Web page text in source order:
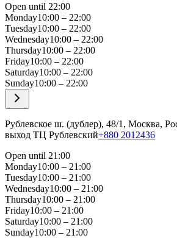
Open until 22:00
Monday10:00 – 22:00
Tuesday10:00 – 22:00
Wednesday10:00 – 22:00
Thursday10:00 – 22:00
Friday10:00 – 22:00
Saturday10:00 – 22:00
Sunday10:00 – 22:00
Рублевское ш. (дублер), 48/1, Москва,
выход ТЦ Рублевский+880 2012436
Open until 21:00
Monday10:00 – 21:00
Tuesday10:00 – 21:00
Wednesday10:00 – 21:00
Thursday10:00 – 21:00
Friday10:00 – 21:00
Saturday10:00 – 21:00
Sunday10:00 – 21:00